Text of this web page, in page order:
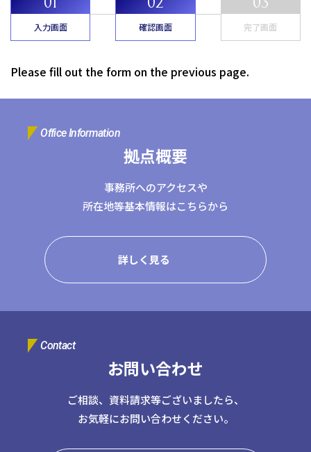
コーポレートサイトTOPへ
MyKomon
お問い合わせフォーム
東京本社東京中野本部埼玉川口本部千葉本部高崎本部
富山本部
福山本部
宮崎本部
グループ企業一覧
日本クレアス社会保険労務士法人
日本クレアス弁護士法人
株式会社コーポレート・アドバイザーズ・アカウンティング
株式会社日本クレアスBPOサポート
株式会社日本クレアス財産サポート
入力画面 確認画面 完了画面
Please fill out the form on the previous page.
Office Information
拠点概要
事務所へのアクセスや
所在地等基本情報はこちらから
詳しく見る
Contact
お問い合わせ
ご相談、資料請求等ございましたら、
お気軽にお問い合わせください。